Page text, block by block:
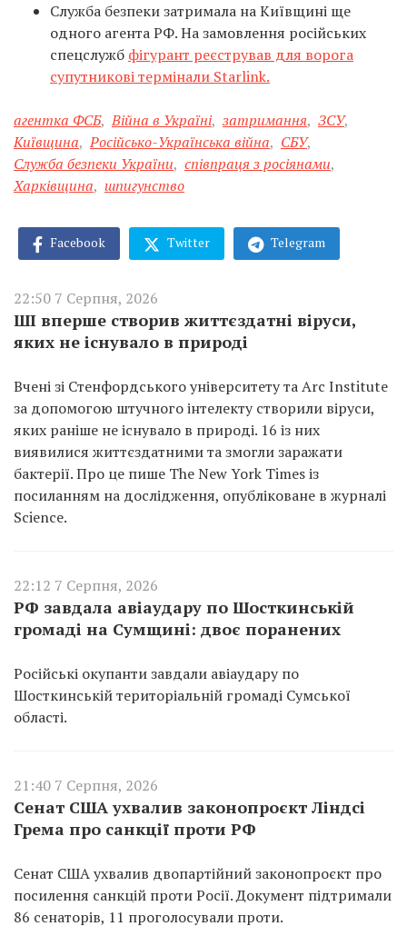
Служба безпеки затримала на Київщині ще
одного агента РФ. На замовлення російських
спецслужб фігурант реєстрував для ворога
супутникові термінали Starlink.
агентка ФСБ, Війна в Україні, затримання, ЗСУ,
Київщина, Російсько-Українська війна, СБУ,
Служба безпеки України, співпраця з росіянами,
Харківщина, шпигунство
Facebook Twitter Telegram
22:50 7 Серпня, 2026
ШІ вперше створив життєздатні віруси,
яких не існувало в природі
Вчені зі Стенфордського університету та Arc Institute
за допомогою штучного інтелекту створили віруси,
яких раніше не існувало в природі. 16 із них
виявилися життєздатними та змогли заражати
бактерії. Про це пише The New York Times із
посиланням на дослідження, опубліковане в журналі
Science.
22:12 7 Серпня, 2026
РФ завдала авіаудару по Шосткинській
громаді на Сумщині: двоє поранених
Російські окупанти завдали авіаудару по
Шосткинській територіальній громаді Сумської
області.
21:40 7 Серпня, 2026
Сенат США ухвалив законопроєкт Ліндсі
Грема про санкції проти РФ
Сенат США ухвалив двопартійний законопроєкт про
посилення санкцій проти Росії. Документ підтримали
86 сенаторів, 11 проголосували проти.